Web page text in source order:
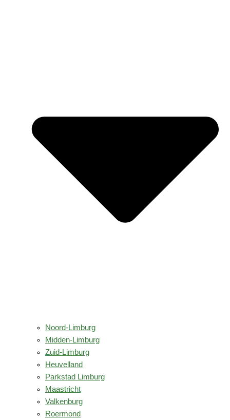
Noord-Limburg
Midden-Limburg
Zuid-Limburg
Heuvelland
Parkstad Limburg
Maastricht
Valkenburg
Roermond